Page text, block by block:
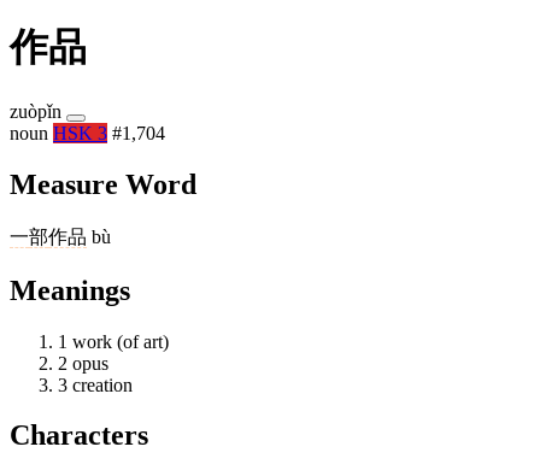
作品
zuòpǐn
noun HSK 3 #1,704
Measure Word
一部作品 bù
Meanings
1 work (of art)
2 opus
3 creation
Characters